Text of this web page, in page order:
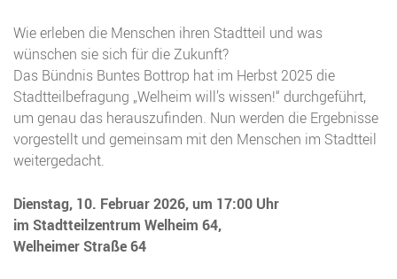
Wie erleben die Menschen ihren Stadtteil und was
wünschen sie sich für die Zukunft?
Das Bündnis Buntes Bottrop hat im Herbst 2025 die
Stadtteilbefragung „Welheim will’s wissen!“ durchgeführt,
um genau das herauszufinden. Nun werden die Ergebnisse
vorgestellt und gemeinsam mit den Menschen im Stadtteil
weitergedacht.
Dienstag, 10. Februar 2026, um 17:00 Uhr
im Stadtteilzentrum Welheim 64,
Welheimer Straße 64